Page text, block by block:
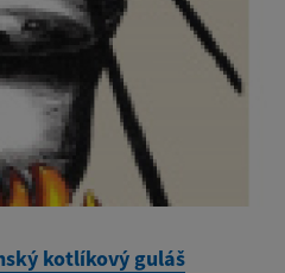
kotlíkový guláš